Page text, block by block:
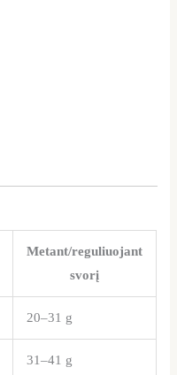
Metant/reguliuojant
svorį
20–31 g
31–41 g